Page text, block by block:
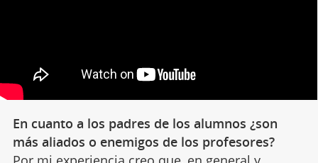
En cuanto a los padres de los alumnos ¿son
más aliados o enemigos de los profesores?